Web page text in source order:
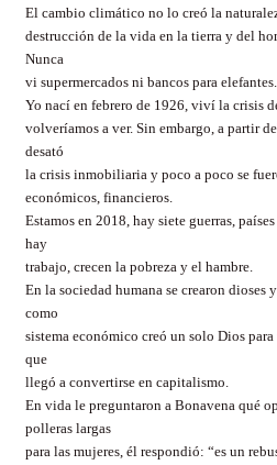
El cambio climático no lo creó la
destrucción de la vida en la tierra y del
Nunca
vi supermercados ni bancos para elefantes.
Yo nací en febrero de 1926, viví la crisis
volveríamos a ver. Sin embargo, a partir
desató
la crisis inmobiliaria y poco a poco se
económicos, financieros.
Estamos en 2018, hay siete guerras,
hay
trabajo, crecen la pobreza y el hambre.
En la sociedad humana se crearon
como
sistema económico creó un solo Dios
que
llegó a convertirse en capitalismo.
En vida le preguntaron a Bonavena qué
polleras largas
para las mujeres, él respondió: “es un